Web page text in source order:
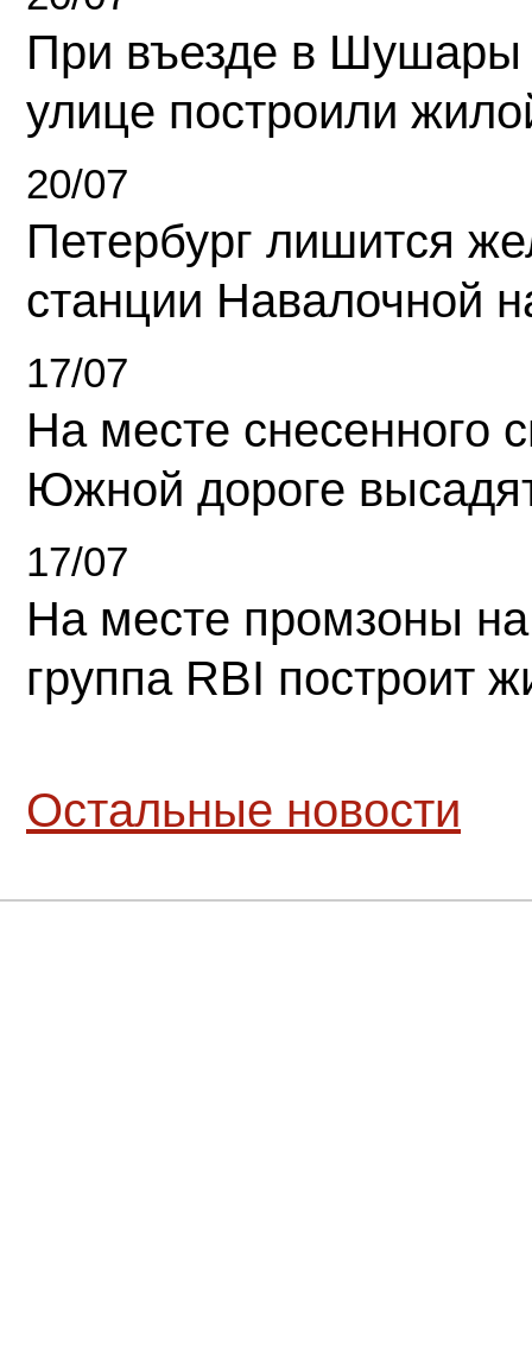
При въезде в Шушары
улице построили
20/07
Петербург лишится
станции Навалочной
17/07
На месте снесенного
Южной дороге
17/07
На месте промзоны
группа RBI построит
Остальные новости